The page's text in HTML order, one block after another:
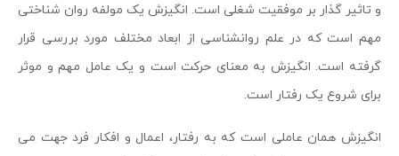
و تاثیر گذار بر موفقیت شغلی است. انگیزش یک مولفه روان شناختی
مهم است که در علم روانشناسی از ابعاد مختلف مورد بررسی قرار
گرفته است. انگیزش به معنای حرکت است و یک عامل مهم و موثر
برای شروع یک رفتار است.
انگیزش همان عاملی است که به رفتار، اعمال و افکار فرد جهت می